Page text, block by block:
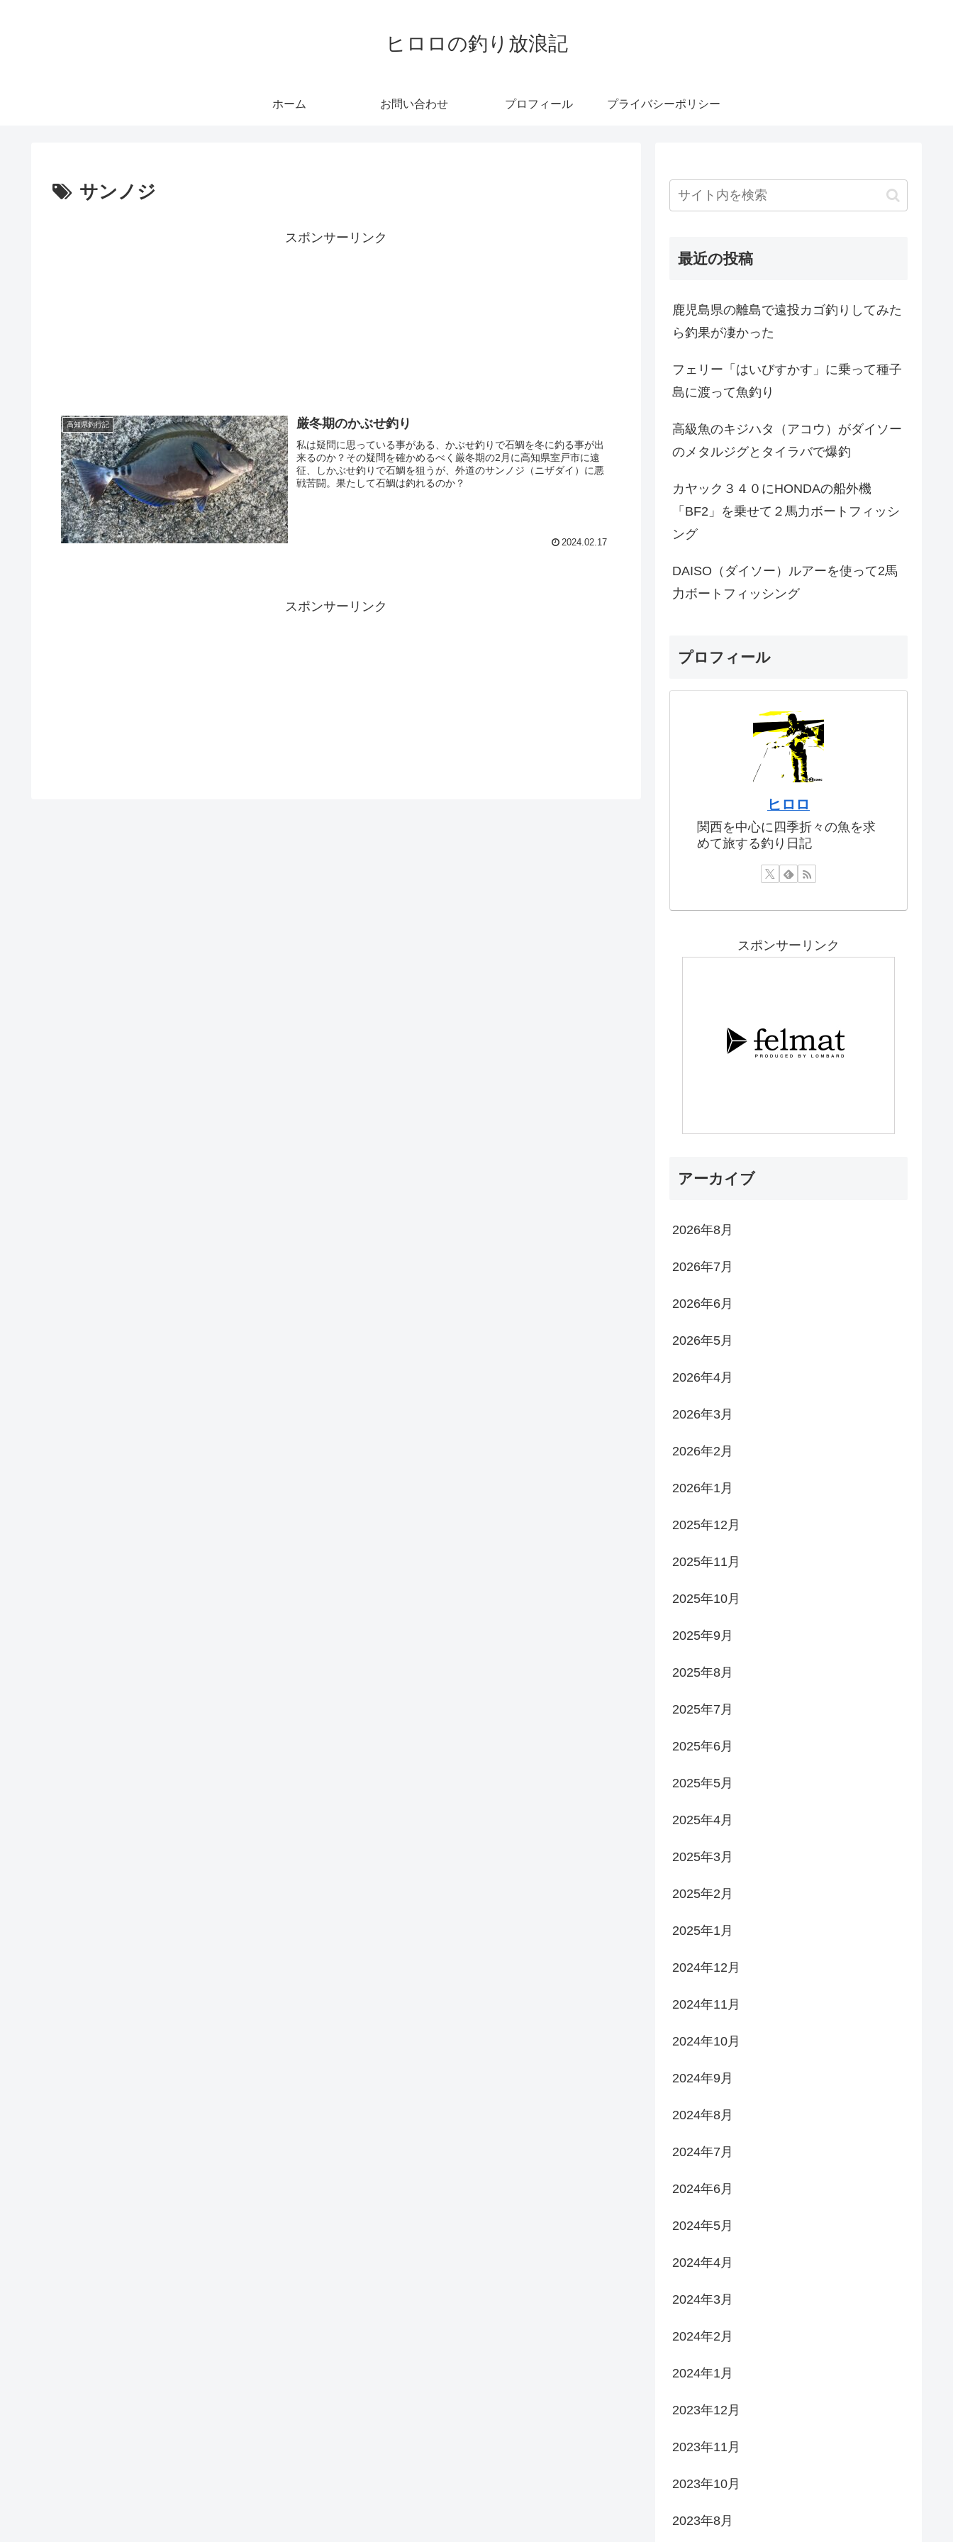
ヒロロの釣り放浪記
ホーム お問い合わせ プロフィール プライバシーポリシー
サンノジ
スポンサーリンク
高知県釣行記 厳冬期のかぶせ釣り
私は疑問に思っている事がある、かぶせ釣りで石鯛を冬に釣る事が出
来るのか？その疑問を確かめるべく厳冬期の2月に高知県室戸市に遠
征、しかぶせ釣りで石鯛を狙うが、外道のサンノジ（ニザダイ）に悪
戦苦闘。果たして石鯛は釣れるのか？
2024.02.17
スポンサーリンク
最近の投稿
鹿児島県の離島で遠投カゴ釣りしてみた
ら釣果が凄かった
フェリー「はいびすかす」に乗って種子
島に渡って魚釣り
高級魚のキジハタ（アコウ）がダイソー
のメタルジグとタイラバで爆釣
カヤック３４０にHONDAの船外機
「BF2」を乗せて２馬力ボートフィッシ
ング
DAISO（ダイソー）ルアーを使って2馬
力ボートフィッシング
プロフィール
ヒロロ
関西を中心に四季折々の魚を求
めて旅する釣り日記
スポンサーリンク
アーカイブ
2026年8月
2026年7月
2026年6月
2026年5月
2026年4月
2026年3月
2026年2月
2026年1月
2025年12月
2025年11月
2025年10月
2025年9月
2025年8月
2025年7月
2025年6月
2025年5月
2025年4月
2025年3月
2025年2月
2025年1月
2024年12月
2024年11月
2024年10月
2024年9月
2024年8月
2024年7月
2024年6月
2024年5月
2024年4月
2024年3月
2024年2月
2024年1月
2023年12月
2023年11月
2023年10月
2023年8月